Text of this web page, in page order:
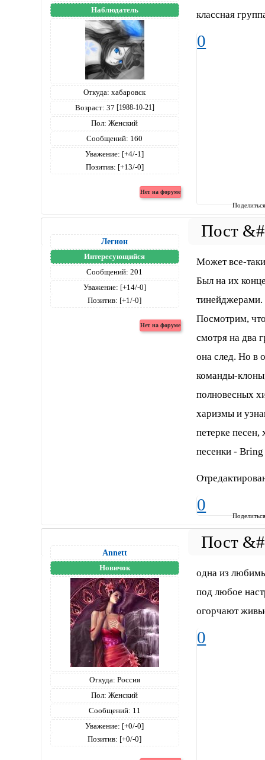
Наблюдатель
Откуда: хабаровск
Возраст: 37 [1988-10-21]
Пол: Женский
Сообщений: 160
Уважение: [+4/-1]
Позитив: [+13/-0]
классная
0
Легион
Интересующийся
Сообщений: 201
Уважение: [+14/-0]
Позитив: [+1/-0]
Может все-
Был на их
тинейджерами.
Посмотрим,
смотря на два
она след. Но в
команды-
полновесных
харизмы и
петерке песен,
песенки -
0
Annett
Новичок
Откуда: Россия
Пол: Женский
Сообщений: 11
Уважение: [+0/-0]
Позитив: [+0/-0]
одна из
под любое
огорчают
0